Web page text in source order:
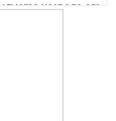
награда от